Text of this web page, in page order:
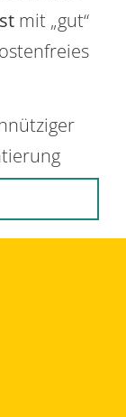
mit „gut“